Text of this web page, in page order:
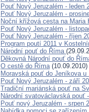
Pouť Nový Jeruzalém - leden
Pouť Nový Jeruzalém -
Noční křížová cesta na Maria
Pouť Nový Jeruzalém -
Pouť Nový Jeruzalém - říjen
Program poutí 2011 v
Národní pouť do Říma
Děkovná Národní pouť do
O cestě do Říma(10.09.2010)
Moravská pouť do Jeníkova u
Pouť Nový Jeruzalém - září
Tradiční mariánská pouť na
Národní svatováclavská pouť
Pouť nový Jeruzalém - srpen